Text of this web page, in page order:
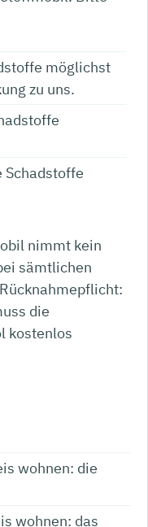
möglichst
zu uns.
Schadstoffe
nimmt kein
sämtlichen
die
kostenlos
wohnen: die
wohnen: das